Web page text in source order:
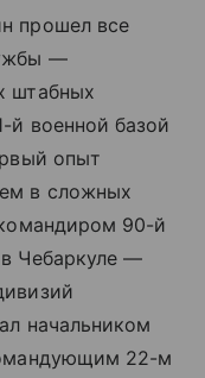
прошел все
—
штабных
й военной базой
опыт
в сложных
90-й
Чебаркуле —
начальником
22-м